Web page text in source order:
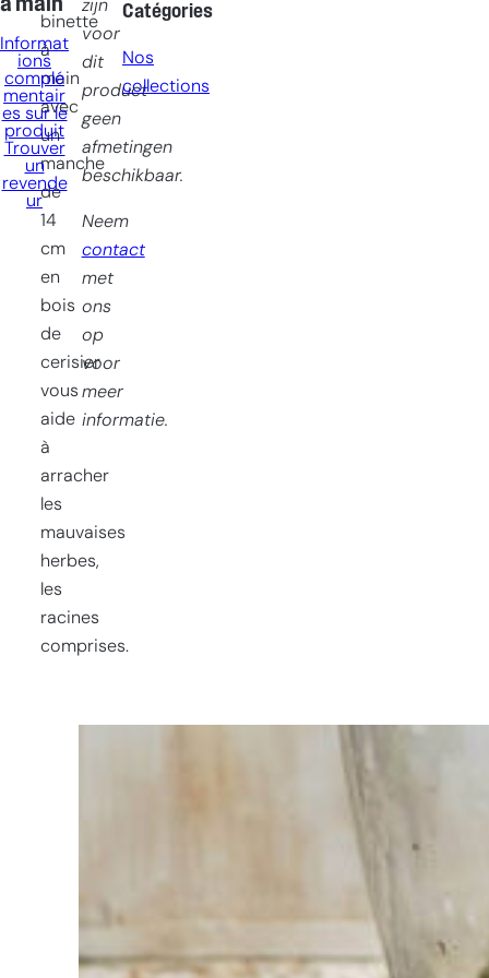
à main
Informat
ions
complé
mentair
es sur le
produit
Trouver
un
revende
ur
binette
à
main
avec
un
manche
de
14
cm
en
bois
de
cerisier
vous
aide
à
arracher
les
mauvaises
herbes,
les
racines
comprises.
zijn
voor
dit
product
geen
afmetingen
beschikbaar.
Neem
contact
met
ons
op
voor
meer
informatie.
Catégories
Nos
collections